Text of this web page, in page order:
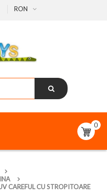
RON
0
CAREFUL CU STROPITOARE